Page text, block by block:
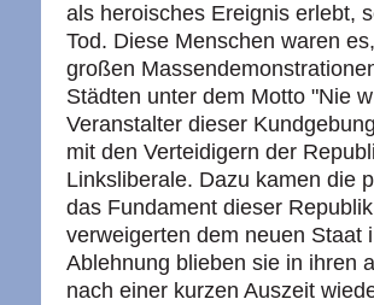
als heroisches Ereignis erlebt,
Tod. Diese Menschen waren
großen
Städten unter dem Motto "Nie
Veranstalter dieser
mit den Verteidigern der
Linksliberale. Dazu kamen die
das Fundament dieser
verweigerten dem neuen Staat
Ablehnung blieben sie in ihren
nach einer kurzen Auszeit